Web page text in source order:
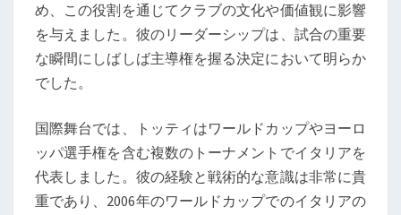
め、この役割を通じてクラブの文化や価値観に影響
を与えました。彼のリーダーシップは、試合の重要
な瞬間にしばしば主導権を握る決定において明らか
でした。
国際舞台では、トッティはワールドカップやヨーロ
ッパ選手権を含む複数のトーナメントでイタリアを
代表しました。彼の経験と戦術的な意識は非常に貴
重であり、2006年のワールドカップでのイタリアの